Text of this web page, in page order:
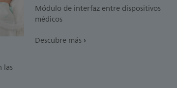
las
Módulo de interfaz entre dispositivos
médicos
Descubre más